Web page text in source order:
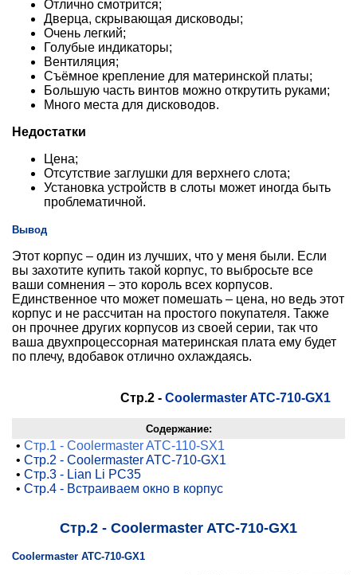
Отлично смотрится;
Дверца, скрывающая дисководы;
Очень легкий;
Голубые индикаторы;
Вентиляция;
Съёмное крепление для материнской платы;
Большую часть винтов можно открутить руками;
Много места для дисководов.
Недостатки
Цена;
Отсутствие заглушки для верхнего слота;
Установка устройств в слоты может иногда быть
проблематичной.
Вывод
Этот корпус – один из лучших, что у меня были. Если
вы захотите купить такой корпус, то выбросьте все
ваши сомнения – это король всех корпусов.
Единственное что может помешать – цена, но ведь этот
корпус и не рассчитан на простого покупателя. Также
он прочнее других корпусов из своей серии, так что
ваша двухпроцессорная материнская плата ему будет
по плечу, вдобавок отлично охлаждаясь.
Стр.2 - Coolermaster ATC-710-GX1
Содержание:
• Стр.1 - Coolermaster ATC-110-SX1
• Стр.2 - Coolermaster ATC-710-GX1
• Стр.3 - Lian Li PC35
• Стр.4 - Встраиваем окно в корпус
Стр.2 - Coolermaster ATC-710-GX1
Coolermaster ATC-710-GX1